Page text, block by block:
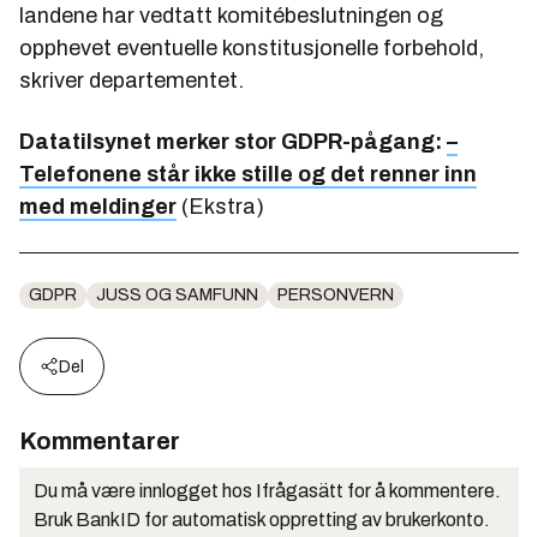
landene har vedtatt komitébeslutningen og
opphevet eventuelle konstitusjonelle forbehold,
skriver departementet.
Datatilsynet merker stor GDPR-pågang: –
Telefonene står ikke stille og det renner inn
med meldinger (Ekstra)
GDPR JUSS OG SAMFUNN PERSONVERN
Del
Kommentarer
Du må være innlogget hos Ifrågasätt for å kommentere.
Bruk BankID for automatisk oppretting av brukerkonto.